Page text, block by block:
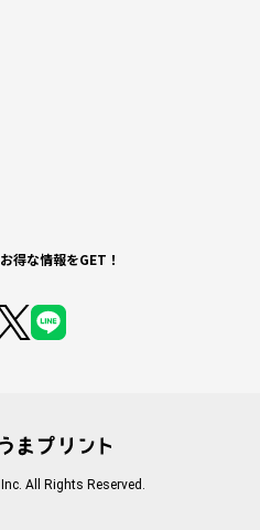
得な情報をGET！
All Rights Reserved.